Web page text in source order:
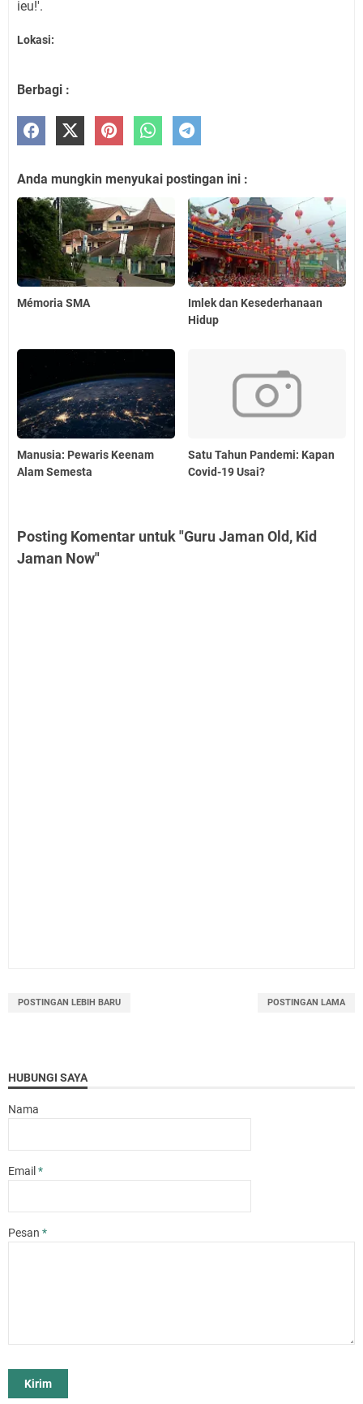
ieu!'.
Lokasi:
Berbagi :
Anda mungkin menyukai postingan ini :
Mémoria SMA
Imlek dan Kesederhanaan
Hidup
Manusia: Pewaris Keenam
Alam Semesta
Satu Tahun Pandemi: Kapan
Covid-19 Usai?
Posting Komentar untuk "Guru Jaman Old, Kid
Jaman Now"
POSTINGAN LEBIH BARU POSTINGAN LAMA
HUBUNGI SAYA
Nama
Email*
Pesan *